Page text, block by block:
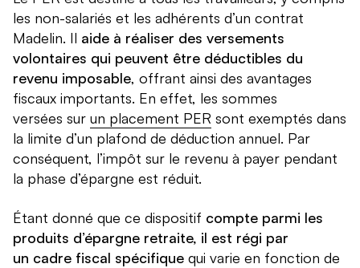
les non-salariés et les adhérents d’un contrat
Madelin. Il aide à réaliser des versements
volontaires qui peuvent être déductibles du
revenu imposable, offrant ainsi des avantages
fiscaux importants. En effet, les sommes
versées sur un placement PER sont exemptés dans
la limite d’un plafond de déduction annuel. Par
conséquent, l’impôt sur le revenu à payer pendant
la phase d’épargne est réduit.
Étant donné que ce dispositif compte parmi les
produits d’épargne retraite, il est régi par
un cadre fiscal spécifique qui varie en fonction de